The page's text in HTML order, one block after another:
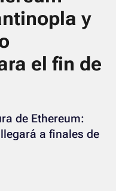
y
el fin de
de Ethereum:
a finales de